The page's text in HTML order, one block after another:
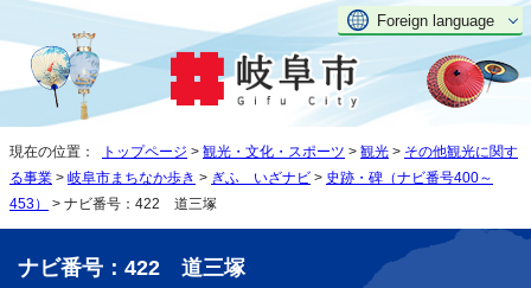
Foreign language
現在の位置： トップページ > 観光・文化・スポーツ > 観光 > その他観光に関す
る事業 > 岐阜市まちなか歩き > ぎふ いざナビ > 史跡・碑（ナビ番号400～
453）
> ナビ番号：422 道三塚
ナビ番号：422 道三塚